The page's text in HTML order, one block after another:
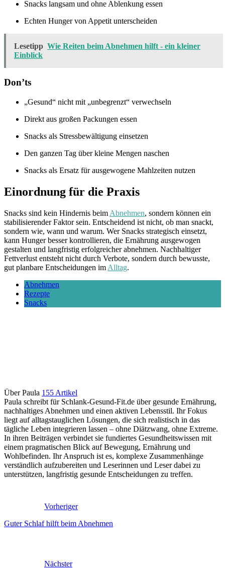
Snacks langsam und ohne Ablenkung essen
Echten Hunger von Appetit unterscheiden
Lesetipp Wie Reiten beim Abnehmen hilft - ein kleiner
Einblick
Don’ts
„Gesund“ nicht mit „unbegrenzt“ verwechseln
Direkt aus großen Packungen essen
Snacks als Stressbewältigung einsetzen
Den ganzen Tag über kleine Mengen naschen
Snacks als Ersatz für ausgewogene Mahlzeiten nutzen
Einordnung für die Praxis
Snacks sind kein Hindernis beim Abnehmen, sondern können ein
stabilisierender Faktor sein. Entscheidend ist nicht, ob man snackt,
sondern wie, wann und warum. Wer Snacks strategisch einsetzt,
kann Hunger besser kontrollieren, die Ernährung ausgewogen
gestalten und langfristig erfolgreicher abnehmen. Nachhaltiger
Fettverlust entsteht nicht durch Verbote, sondern durch bewusste,
gut planbare Entscheidungen im Alltag.
Abnehmen
Rezepte
Snacks
Über Paula 155 Artikel
Paula schreibt für Schlank-Gesund-Fit.de über gesunde Ernährung,
nachhaltiges Abnehmen und einen aktiven Lebensstil. Ihr Fokus
liegt auf alltagstauglichen Lösungen, die sich realistisch in das
tägliche Leben integrieren lassen – ohne Diätzwang, ohne Extreme.
In ihren Beiträgen verbindet sie fundiertes Gesundheitswissen mit
einem pragmatischen Blick auf Bewegung, Ernährung und
Wohlbefinden. Ihr Anspruch ist es, komplexe Zusammenhänge
verständlich aufzubereiten und Leserinnen und Leser dabei zu
unterstützen, langfristig gesunde Entscheidungen zu treffen.
Vorheriger
Guter Schlaf hilft beim Abnehmen
Nächster